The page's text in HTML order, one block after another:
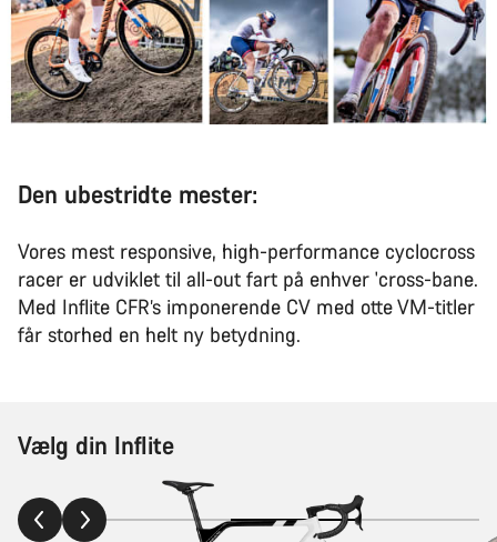
Den ubestridte mester:
Vores mest responsive, high-performance cyclocross
racer er udviklet til all-out fart på enhver 'cross-bane.
Med Inflite CFR’s imponerende CV med otte VM-titler
får storhed en helt ny betydning.
Vælg din Inflite